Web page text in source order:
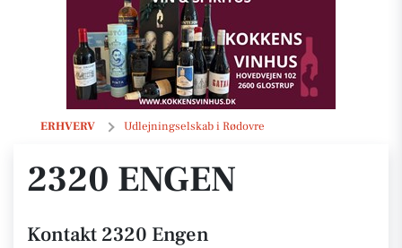
ERHVERV Udlejningselskab i Rødovre
2320 Engen
2320 ENGEN
Kontakt 2320 Engen